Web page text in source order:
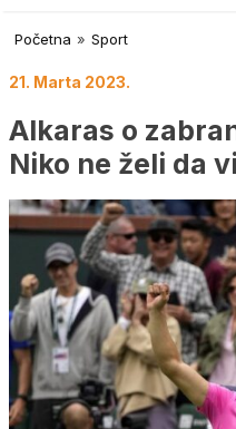
Početna » Sport
21. Marta 2023.
Alkaras o
Niko ne želi da